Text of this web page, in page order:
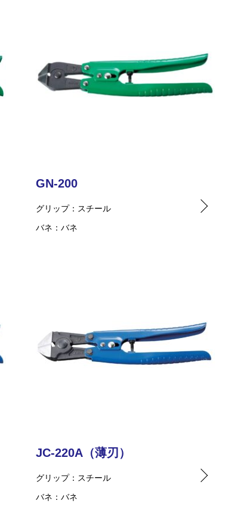
GN-200
グリップ
スチール
バネ
バネ
JC-220A（薄刃）
グリップ
スチール
バネ
バネ